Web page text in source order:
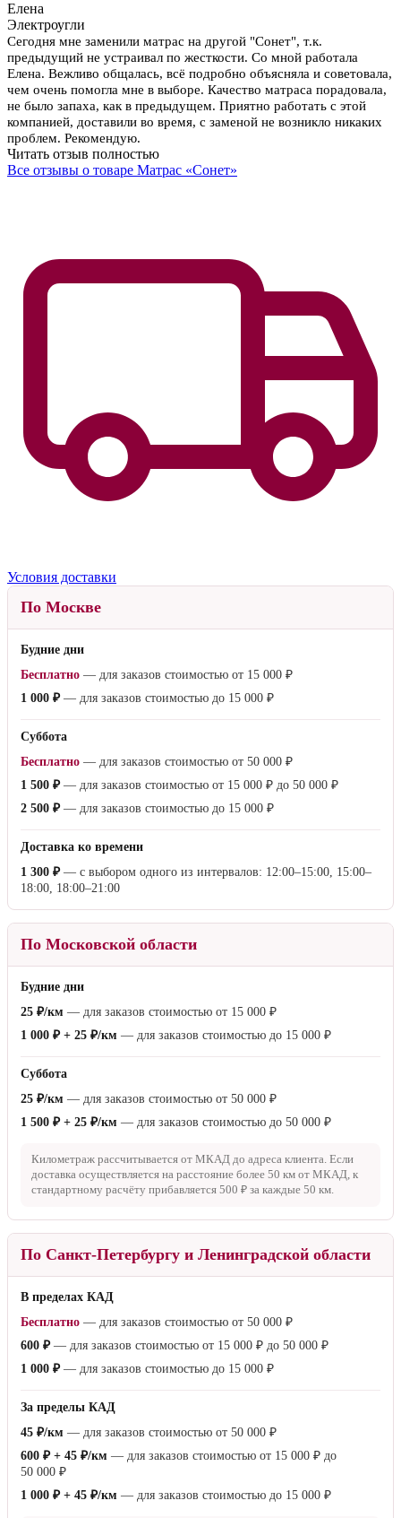
Елена
Электроугли
Сегодня мне заменили матрас на другой "Сонет", т.к.
предыдущий не устраивал по жесткости. Со мной работала
Елена. Вежливо общалась, всё подробно объясняла и советовала,
чем очень помогла мне в выборе. Качество матраса порадовала,
не было запаха, как в предыдущем. Приятно работать с этой
компанией, доставили во время, с заменой не возникло никаких
проблем. Рекомендую.
Читать отзыв полностью
Все отзывы о товаре Матрас «Сонет»
Условия доставки
По Москве
Будние дни
Бесплатно — для заказов стоимостью от 15 000 ₽
1 000 ₽— для заказов стоимостью до 15 000 ₽
Суббота
Бесплатно — для заказов стоимостью от 50 000 ₽
1 500 ₽— для заказов стоимостью от 15 000 ₽ до 50 000 ₽
2 500 ₽— для заказов стоимостью до 15 000 ₽
Доставка ко времени
1 300 ₽— с выбором одного из интервалов: 12:00–15:00, 15:00–
18:00, 18:00–21:00
По Московской области
Будние дни
25 ₽/км — для заказов стоимостью от 15 000 ₽
1 000 ₽ + 25 ₽/км — для заказов стоимостью до 15 000 ₽
Суббота
25 ₽/км — для заказов стоимостью от 50 000 ₽
1 500 ₽ + 25 ₽/км — для заказов стоимостью до 50 000 ₽
Километраж рассчитывается от МКАД до адреса клиента. Если
доставка осуществляется на расстояние более 50 км от МКАД, к
стандартному расчёту прибавляется 500 ₽ за каждые 50 км.
По Санкт-Петербургу и Ленинградской области
В пределах КАД
Бесплатно — для заказов стоимостью от 50 000 ₽
600 ₽— для заказов стоимостью от 15 000 ₽ до 50 000 ₽
1 000 ₽— для заказов стоимостью до 15 000 ₽
За пределы КАД
45 ₽/км — для заказов стоимостью от 50 000 ₽
600 ₽ + 45 ₽/км — для заказов стоимостью от 15 000 ₽ до
50 000 ₽
1 000 ₽ + 45 ₽/км — для заказов стоимостью до 15 000 ₽